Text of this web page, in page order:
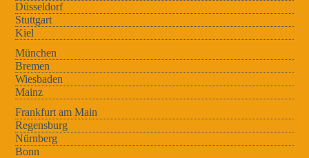
Düsseldorf
Stuttgart
Kiel
München
Bremen
Wiesbaden
Mainz
Frankfurt am Main
Regensburg
Nürnberg
Bonn